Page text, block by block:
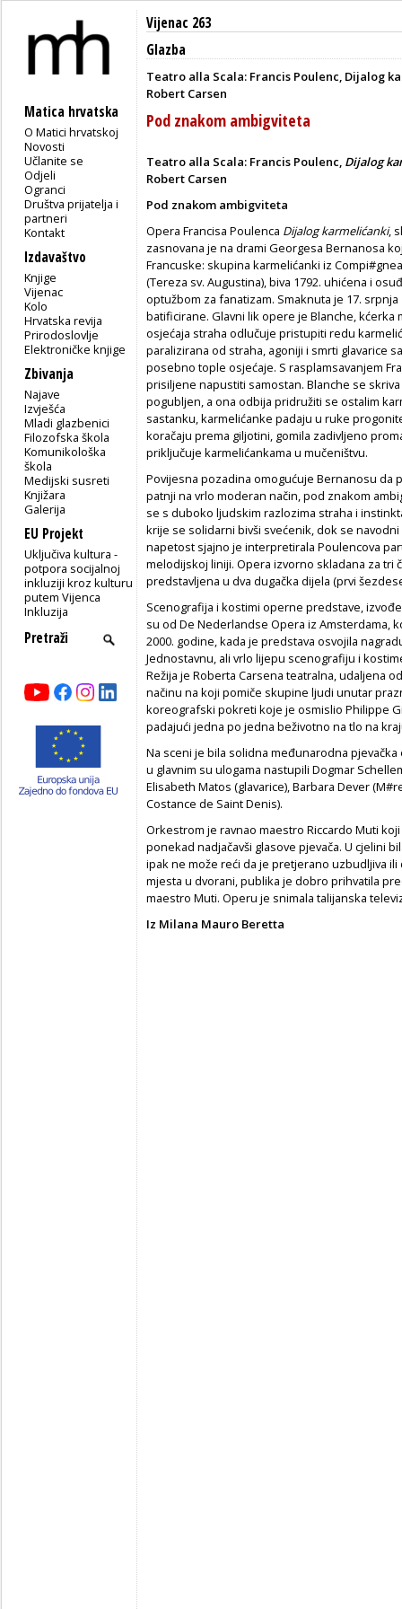
Matica hrvatska
O Matici hrvatskoj
Novosti
Učlanite se
Odjeli
Ogranci
Društva prijatelja i
partneri
Kontakt
Izdavaštvo
Knjige
Vijenac
Kolo
Hrvatska revija
Prirodoslovlje
Elektroničke knjige
Zbivanja
Najave
Izvješća
Mladi glazbenici
Filozofska škola
Komunikološka
škola
Medijski susreti
Knjižara
Galerija
EU Projekt
Uključiva kultura -
potpora socijalnoj
inkluziji kroz kulturu
putem Vijenca
Inkluzija
Vijenac 263
Glazba
Teatro alla Scala: Francis Poulenc, Dijalog
Robert Carsen
Pod znakom ambigviteta
Teatro alla Scala: Francis Poulenc, Dijalog
Robert Carsen
Pod znakom ambigviteta
Opera Francisa Poulenca Dijalog karmelićanki,
zasnovana je na drami Georgesa Bernanosa
Francuske: skupina karmelićanki iz
(Tereza sv. Augustina), biva 1792. uhićena i
optužbom za fanatizam. Smaknuta je 17.
batificirane. Glavni lik opere je Blanche, kćerka
osjećaja straha odlučuje pristupiti redu
paralizirana od straha, agoniji i smrti glavarice
posebno tople osjećaje. S rasplamsavanjem
prisiljene napustiti samostan. Blanche se
pogubljen, a ona odbija pridružiti se ostalim
sastanku, karmelićanke padaju u ruke
koračaju prema giljotini, gomila zadivljeno
priključuje karmelićankama u mučeništvu.
Povijesna pozadina omogućuje Bernanosu
patnji na vrlo moderan način, pod znakom
se s duboko ljudskim razlozima straha i
krije se solidarni bivši svećenik, dok se
napetost sjajno je interpretirala Poulencova
melodijskoj liniji. Opera izvorno skladana za tri
predstavljena u dva dugačka dijela (prvi
Scenografija i kostimi operne predstave,
su od De Nederlandse Opera iz Amsterdama,
2000. godine, kada je predstava osvojila
Jednostavnu, ali vrlo lijepu scenografiju i
Režija je Roberta Carsena teatralna, udaljena
načinu na koji pomiče skupine ljudi unutar
koreografski pokreti koje je osmislio Philippe
padajući jedna po jedna beživotno na tlo na
Na sceni je bila solidna međunarodna
u glavnim su ulogama nastupili Dogmar
Elisabeth Matos (glavarice), Barbara Dever
Costance de Saint Denis).
Orkestrom je ravnao maestro Riccardo Muti
ponekad nadjačavši glasove pjevača. U cjelini
ipak ne može reći da je pretjerano uzbudljiva
mjesta u dvorani, publika je dobro prihvatila
maestro Muti. Operu je snimala talijanska
Iz Milana Mauro Beretta